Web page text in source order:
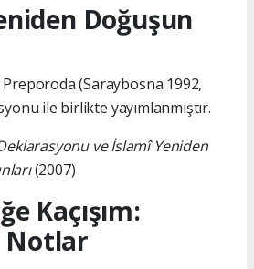
Doğuşun
(Saraybosna 1992,
ile birlikte yayımlanmıştır.
ve İslamî Yeniden
(2007)
Kaçışım:
Notlar